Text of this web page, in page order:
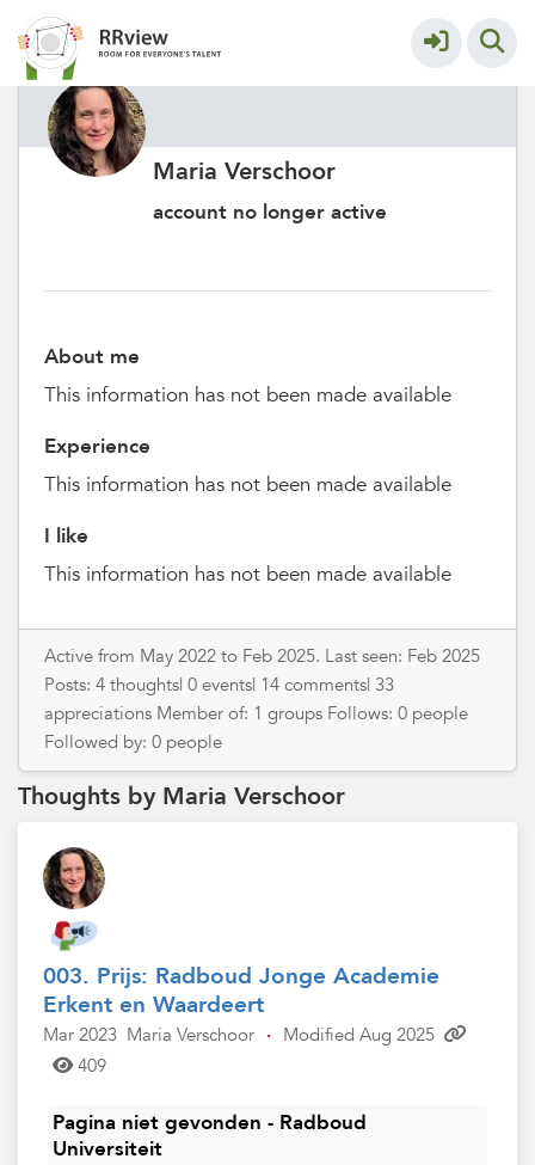
Maria Verschoor
account no longer active
About me
This information has not been made available
Experience
This information has not been made available
I like
This information has not been made available
Active from May 2022 to Feb 2025. Last seen: Feb 2025
Posts: 4 thoughts| 0 events| 14 comments| 33
appreciations Member of: 1 groups Follows: 0 people
Followed by: 0 people
Thoughts by Maria Verschoor
003. Prijs: Radboud Jonge Academie
Erkent en Waardeert
Mar 2023 Maria Verschoor · Modified Aug 2025
409
Pagina niet gevonden - Radboud
Universiteit